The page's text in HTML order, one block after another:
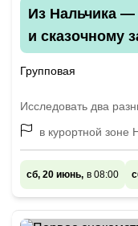
Из Нальчика —
и сказочному
Групповая
Исследовать два
в курортной зоне
сб, 20 июнь, в 08:00